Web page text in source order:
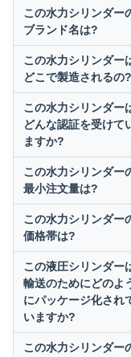
この水力シリンダー
ブランド名は?
この水力シリンダー
どこで製造されるの?
この水力シリンダー
どんな認証を受けて
ますか?
この水力シリンダー
最小注文量は?
この水力シリンダー
価格帯は?
この液圧シリンダー
輸送のためにどのよ
にパッケージ化され
いますか?
この水力シリンダー